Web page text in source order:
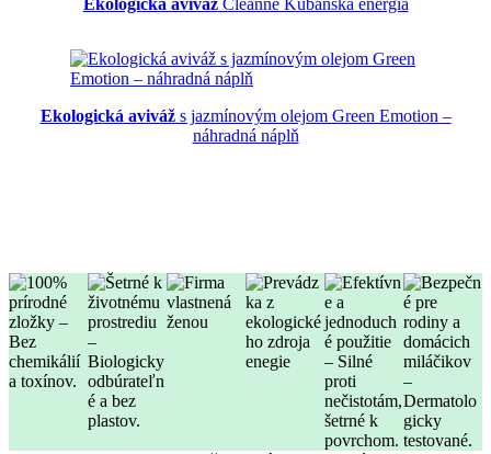
Ekologická avivážs jazmínovým olejom Green Emotion –
náhradná náplň